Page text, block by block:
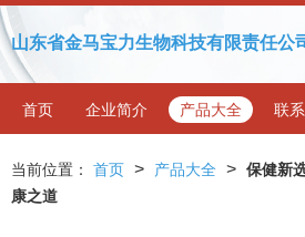
山东省金马宝力生物科技有限责任公
首页 企业简介 产品大全 联
当前位置： 首页 > 产品大全 > 保健新
康之道